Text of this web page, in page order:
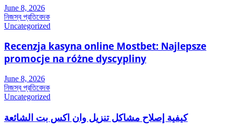
June 8, 2026
নিজস্ব প্রতিবেদক
Uncategorized
Recenzja kasyna online Mostbet: Najlepsze
promocje na różne dyscypliny
June 8, 2026
নিজস্ব প্রতিবেদক
Uncategorized
كيفية إصلاح مشاكل تنزيل وان اكس بت الشائعة